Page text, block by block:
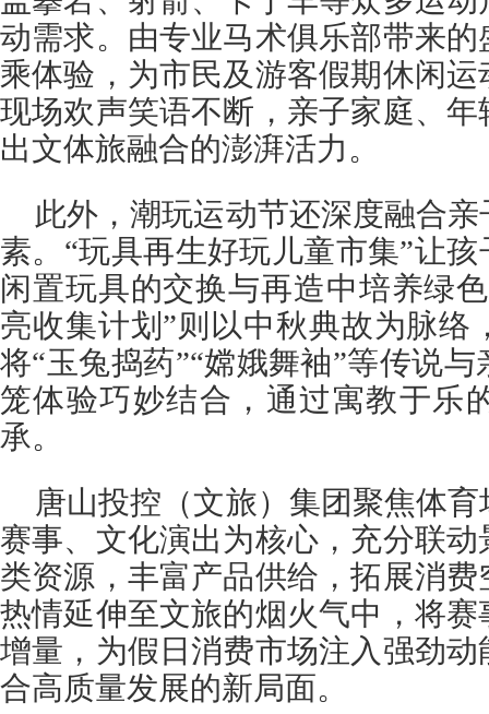
动需求。由专业马术俱乐部带来
乘体验，为市民及游客假期休闲
现场欢声笑语不断，亲子家庭、
出文体旅融合的澎湃活力。
此外，潮玩运动节还深度融合
素。“玩具再生好玩儿童市集”让
闲置玩具的交换与再造中培养绿
亮收集计划”则以中秋典故为脉络
将“玉兔捣药”“嫦娥舞袖”等传说
笼体验巧妙结合，通过寓教于乐
承。
唐山投控（文旅）集团聚焦体
赛事、文化演出为核心，充分联
类资源，丰富产品供给，拓展消
热情延伸至文旅的烟火气中，将
增量，为假日消费市场注入强劲
合高质量发展的新局面。